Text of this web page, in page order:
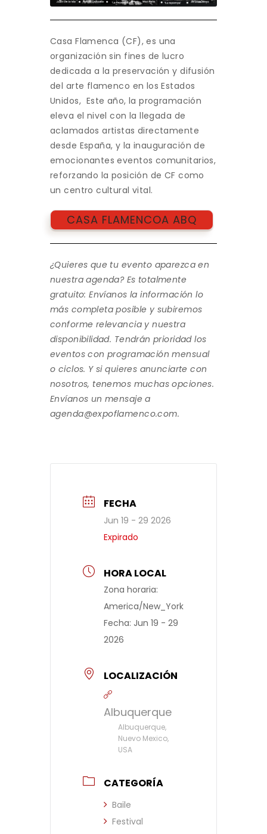
Casa Flamenca (CF), es una
organización sin fines de lucro
dedicada a la preservación y difusión
del arte flamenco en los Estados
Unidos, Este año, la programación
eleva el nivel con la llegada de
aclamados artistas directamente
desde España, y la inauguración de
emocionantes eventos comunitarios,
reforzando la posición de CF como
un centro cultural vital.
CASA FLAMENCOA ABQ
¿Quieres que tu evento aparezca en
nuestra agenda? Es totalmente
gratuito: Envíanos la información lo
más completa posible y subiremos
conforme relevancia y nuestra
disponibilidad. Tendrán prioridad los
eventos con programación mensual
o ciclos. Y si quieres anunciarte con
nosotros, tenemos muchas opciones.
Envíanos un mensaje a
agenda@expoflamenco.com.
FECHA
Jun 19 - 29 2026
Expirado
HORA LOCAL
Zona horaria:
America/New_York
Fecha: Jun 19 - 29
2026
LOCALIZACIÓN
Albuquerque
Albuquerque,
Nuevo Mexico,
USA
CATEGORÍA
Baile
Festival